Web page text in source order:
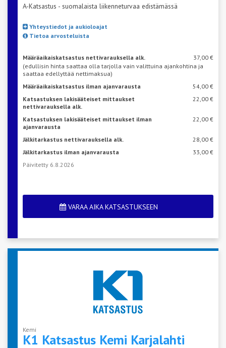
A-Katsastus - suomalaista liikenneturvaa edistämässä
Yhteystiedot ja aukioloajat
Tietoa arvosteluista
Määräaikaiskatsastus nettivarauksella alk.
37,00 €
(edullisin hinta saattaa olla tarjolla vain valittuina ajankohtina ja
saattaa edellyttää nettimaksua)
Määräaikaiskatsastus ilman ajanvarausta
54,00 €
Katsastuksen lakisääteiset mittaukset
nettivarauksella alk.
22,00 €
Katsastuksen lakisääteiset mittaukset ilman
ajanvarausta
22,00 €
Jälkitarkastus nettivarauksella alk.
28,00 €
Jälkitarkastus ilman ajanvarausta
33,00 €
Päivitetty 6.8.2026
VARAA AIKA KATSASTUKSEEN
Kemi
K1 Katsastus Kemi Karjalahti